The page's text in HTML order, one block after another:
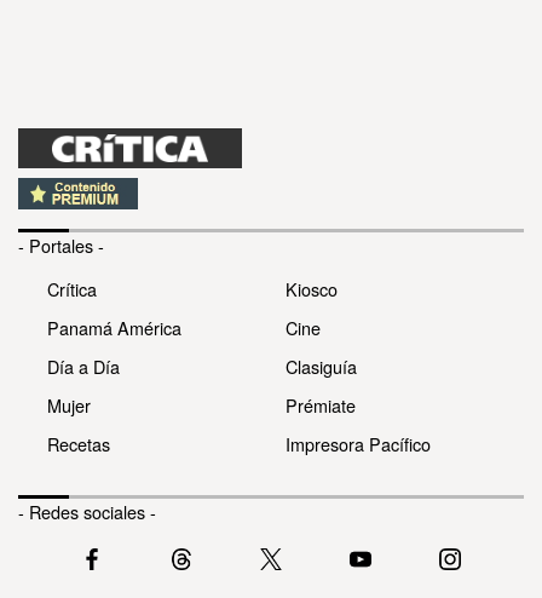
- Portales -
Crítica
Panamá América
Día a Día
Mujer
Recetas
Kiosco
Cine
Clasiguía
Prémiate
Impresora Pacífico
- Redes sociales -